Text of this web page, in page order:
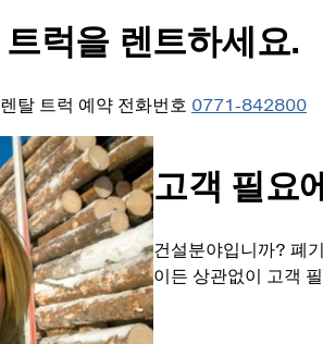
트럭을 렌트하세요.
렌탈 트럭 예약 전화번호 0771-842800
고객 필요
건설분야입니까? 폐
이든 상관없이 고객